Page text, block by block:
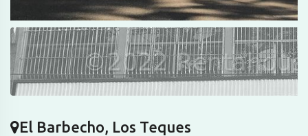
El Barbecho, Los Teques